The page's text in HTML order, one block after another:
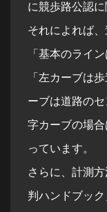
に競歩路公認
それによれば
「基本のライ
「左カーブは
ーブは道路の
字カーブの場
っています。
さらに、計測
判ハンドブッ